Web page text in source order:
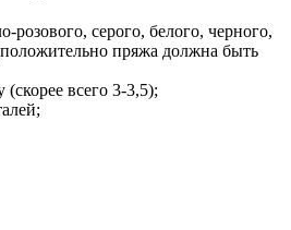
серого, белого, черного,
пряжа должна быть
всего 3-3,5);